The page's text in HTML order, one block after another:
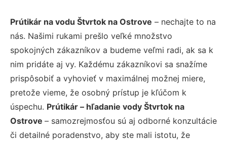
Prútikár na vodu Štvrtok na Ostrove – nechajte to na
nás. Našimi rukami prešlo veľké množstvo
spokojných zákazníkov a budeme veľmi radi, ak sa k
nim pridáte aj vy. Každému zákazníkovi sa snažíme
prispôsobiť a vyhovieť v maximálnej možnej miere,
pretože vieme, že osobný prístup je kľúčom k
úspechu. Prútikár – hľadanie vody Štvrtok na
Ostrove – samozrejmosťou sú aj odborné konzultácie
či detailné poradenstvo, aby ste mali istotu, že